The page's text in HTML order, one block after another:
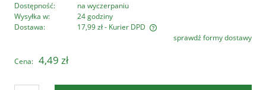
Dostępność:
na wyczerpaniu
Wysyłka w:
24 godziny
Dostawa:
17,99 zł- Kurier DPD
Cena nie zawiera ewentualnych kosztów płatnościsprawdź formy dostawy
Cena: 4,49 zł